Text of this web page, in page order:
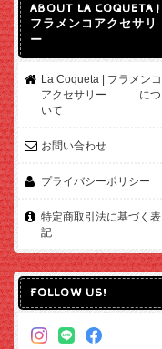
ABOUT LA COQUETA |
フラメンコアクセサリ
ー
La Coqueta | フラメンコ
アクセサリー につ
いて
お問い合わせ
プライバシーポリシー
特定商取引法に基づく表
記
FOLLOW US!